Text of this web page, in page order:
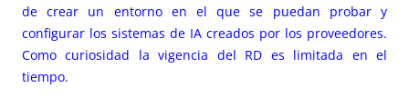
de crear un entorno en el que se puedan probar y
configurar los sistemas de IA creados por los proveedores.
Como curiosidad la vigencia del RD es limitada en el
tiempo.